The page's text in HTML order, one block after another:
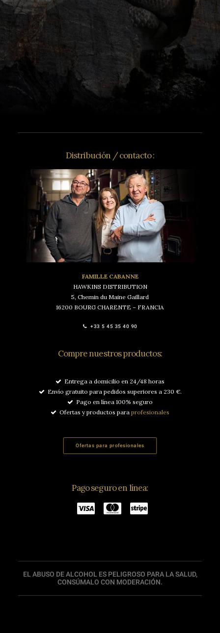
Distribución / contacto :
FAMILLE CABANNE
HAWKINS DISTRIBUTION
5, Chemin du Maine Gaillard
16200 BOURG CHARENTE – FRANCIA
+33 5 45 35 40 90
Compre nuestros productos:
Entrega a domicilio en 24/48 horas
Envío gratuito para pedidos superiores a 230 €.
Pago en línea 100% seguro
Ofertas y productos para profesionales
Ofertas para profesionales
Pago seguro en línea:
EL ABUSO DE ALCOHOL ES PELIGROSO PARA LA SALUD,
CONSÚMALO CON MODERACIÓN.